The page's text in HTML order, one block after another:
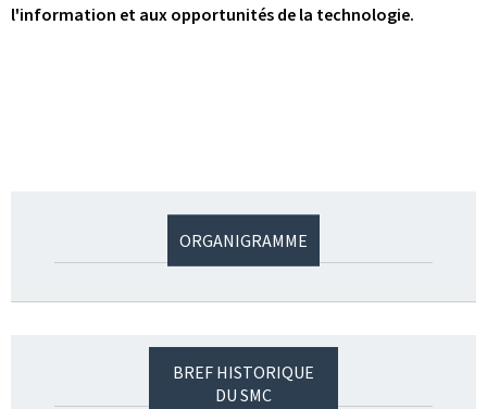
l'information et aux opportunités de la technologie.
ORGANIGRAMME
BREF HISTORIQUE
DU SMC